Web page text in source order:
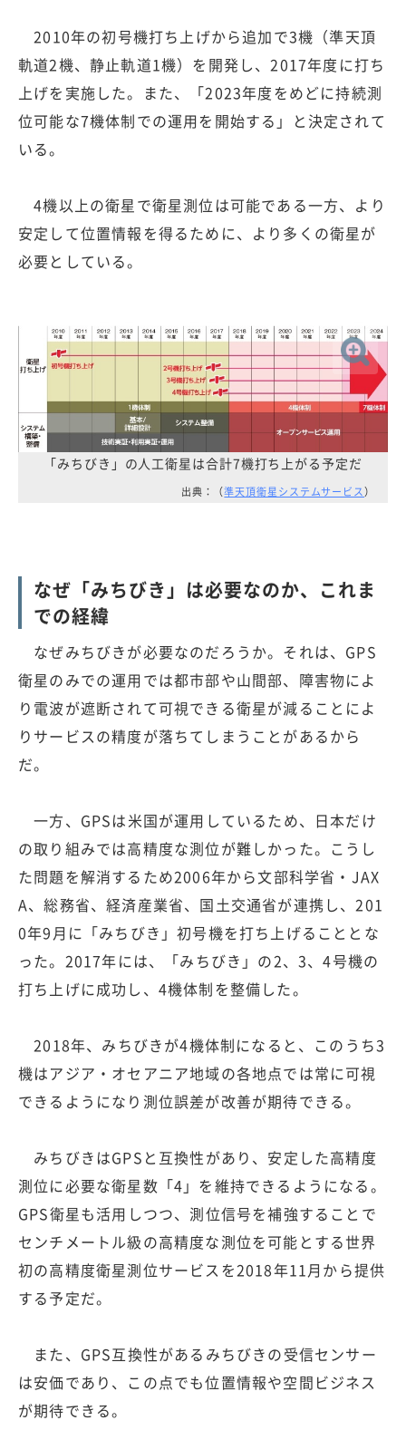
2010年の初号機打ち上げから追加で3機（準天頂
軌道2機、静止軌道1機）を開発し、2017年度に打ち
上げを実施した。また、「2023年度をめどに持続測
位可能な7機体制での運用を開始する」と決定されて
いる。
4機以上の衛星で衛星測位は可能である一方、より
安定して位置情報を得るために、より多くの衛星が
必要としている。
「みちびき」の人工衛星は合計7機打ち上がる予定だ
出典：（準天頂衛星システムサービス）
なぜ「みちびき」は必要なのか、これま
での経緯
なぜみちびきが必要なのだろうか。それは、GPS
衛星のみでの運用では都市部や山間部、障害物によ
り電波が遮断されて可視できる衛星が減ることによ
りサービスの精度が落ちてしまうことがあるから
だ。
一方、GPSは米国が運用しているため、日本だけ
の取り組みでは高精度な測位が難しかった。こうし
た問題を解消するため2006年から文部科学省・JAX
A、総務省、経済産業省、国土交通省が連携し、201
0年9月に「みちびき」初号機を打ち上げることとな
った。2017年には、「みちびき」の2、3、4号機の
打ち上げに成功し、4機体制を整備した。
2018年、みちびきが4機体制になると、このうち3
機はアジア・オセアニア地域の各地点では常に可視
できるようになり測位誤差が改善が期待できる。
みちびきはGPSと互換性があり、安定した高精度
測位に必要な衛星数「4」を維持できるようになる。
GPS衛星も活用しつつ、測位信号を補強することで
センチメートル級の高精度な測位を可能とする世界
初の高精度衛星測位サービスを2018年11月から提供
する予定だ。
また、GPS互換性があるみちびきの受信センサー
は安価であり、この点でも位置情報や空間ビジネス
が期待できる。